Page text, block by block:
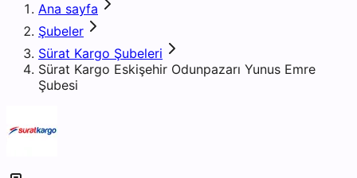
Ana sayfa
Şubeler
Sürat Kargo Şubeleri
Sürat Kargo Eskişehir Odunpazarı Yunus Emre
Şubesi